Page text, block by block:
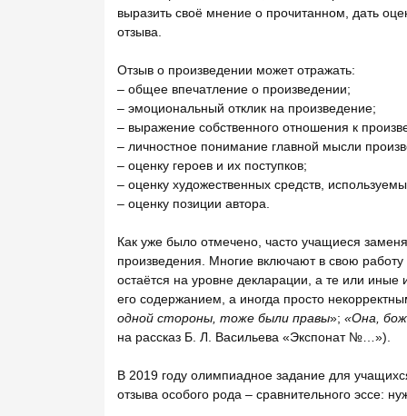
выразить своё мнение о прочитанном, дать
отзыва.
Отзыв о произведении может отражать:
– общее впечатление о произведении;
– эмоциональный отклик на произведение;
– выражение собственного отношения к
– личностное понимание главной мысли
– оценку героев и их поступков;
– оценку художественных средств,
– оценку позиции автора.
Как уже было отмечено, часто учащиеся
произведения. Многие включают в свою
остаётся на уровне декларации, а те или
его содержанием, а иногда просто
одной стороны, тоже были правы»; «Она,
на рассказ Б. Л. Васильева «Экспонат №…»).
В 2019 году олимпиадное задание для
отзыва особого рода – сравнительного эссе: